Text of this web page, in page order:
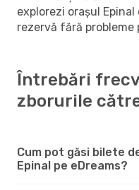
explorezi orașul
rezervă fără probleme
Întrebări
zborurile
Cum pot găsi bilete
Epinal pe eDreams?